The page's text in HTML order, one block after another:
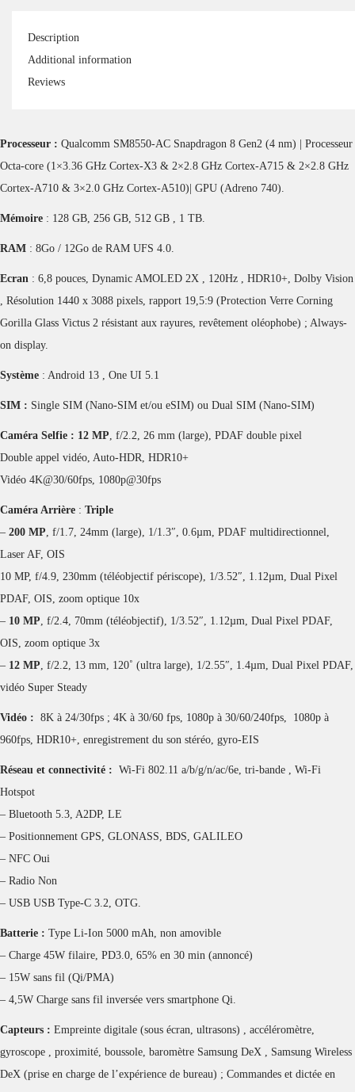
Description
Additional information
Reviews
Processeur : Qualcomm SM8550-AC Snapdragon 8 Gen2 (4 nm) | Processeur
Octa-core (1×3.36 GHz Cortex-X3 & 2×2.8 GHz Cortex-A715 & 2×2.8 GHz
Cortex-A710 & 3×2.0 GHz Cortex-A510)| GPU (Adreno 740).
Mémoire : 128 GB, 256 GB, 512 GB , 1 TB.
RAM : 8Go / 12Go de RAM UFS 4.0.
Ecran : 6,8 pouces, Dynamic AMOLED 2X , 120Hz , HDR10+, Dolby Vision
, Résolution 1440 x 3088 pixels, rapport 19,5:9 (Protection Verre Corning
Gorilla Glass Victus 2 résistant aux rayures, revêtement oléophobe) ; Always-
on display.
Système : Android 13 , One UI 5.1
SIM : Single SIM (Nano-SIM et/ou eSIM) ou Dual SIM (Nano-SIM)
Caméra Selfie : 12 MP, f/2.2, 26 mm (large), PDAF double pixel
Double appel vidéo, Auto-HDR, HDR10+
Vidéo 4K@30/60fps, 1080p@30fps
Caméra Arrière : Triple
– 200 MP, f/1.7, 24mm (large), 1/1.3″, 0.6µm, PDAF multidirectionnel,
Laser AF, OIS
10 MP, f/4.9, 230mm (téléobjectif périscope), 1/3.52″, 1.12µm, Dual Pixel
PDAF, OIS, zoom optique 10x
– 10 MP, f/2.4, 70mm (téléobjectif), 1/3.52″, 1.12µm, Dual Pixel PDAF,
OIS, zoom optique 3x
– 12 MP, f/2.2, 13 mm, 120˚ (ultra large), 1/2.55″, 1.4µm, Dual Pixel PDAF,
vidéo Super Steady
Vidéo : 8K à 24/30fps ; 4K à 30/60 fps, 1080p à 30/60/240fps, 1080p à
960fps, HDR10+, enregistrement du son stéréo, gyro-EIS
Réseau et connectivité : Wi-Fi 802.11 a/b/g/n/ac/6e, tri-bande , Wi-Fi
Hotspot
– Bluetooth 5.3, A2DP, LE
– Positionnement GPS, GLONASS, BDS, GALILEO
– NFC Oui
– Radio Non
– USB USB Type-C 3.2, OTG.
Batterie : Type Li-Ion 5000 mAh, non amovible
– Charge 45W filaire, PD3.0, 65% en 30 min (annoncé)
– 15W sans fil (Qi/PMA)
– 4,5W Charge sans fil inversée vers smartphone Qi.
Capteurs : Empreinte digitale (sous écran, ultrasons) , accéléromètre,
gyroscope , proximité, boussole, baromètre Samsung DeX , Samsung Wireless
DeX (prise en charge de l’expérience de bureau) ; Commandes et dictée en